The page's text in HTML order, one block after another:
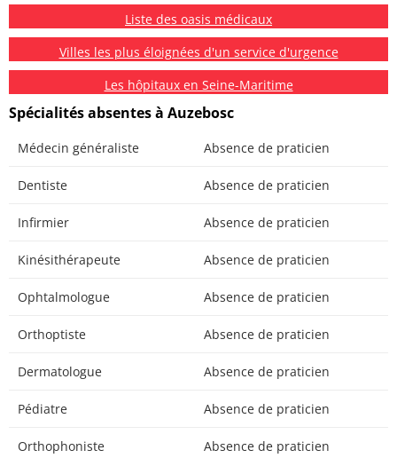
Liste des oasis médicaux
Villes les plus éloignées d'un service d'urgence
Les hôpitaux en Seine-Maritime
Spécialités absentes à Auzebosc
Médecin généraliste Absence de praticien
Dentiste Absence de praticien
Infirmier Absence de praticien
Kinésithérapeute Absence de praticien
Ophtalmologue Absence de praticien
Orthoptiste Absence de praticien
Dermatologue Absence de praticien
Pédiatre Absence de praticien
Orthophoniste Absence de praticien